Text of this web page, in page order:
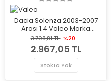
Dacia Solenza 2003-2007
Arası 1.4 Valeo Marka
Debriyaj Seti
3.708,81 TL %20
2.967,05 TL
Stokta Yok